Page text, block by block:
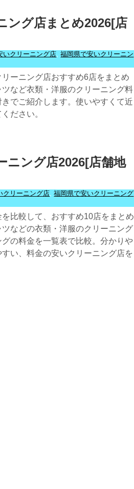
ング店まとめ2026[店
いクリーニング店 ,福岡県で安いクリーニン
ーニング店おすすめ6店をまとめ
など衣類・洋服のクリーニング料
でご紹介します。使いやすくて近
ださい。
ニング店2026[店舗地
クリーニング店 ,福岡県で安いクリーニング
比較して、おすすめ10店をまとめ
などの衣類・洋服のクリーニング
の料金を一覧表で比較。分かりや
い、料金の安いクリーニング店を